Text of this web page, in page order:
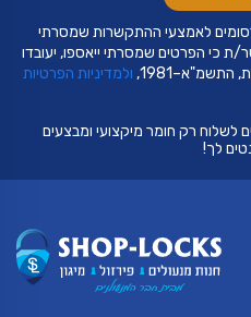
לאמצעי ההתקשרות שמסרתי
כי הפרטים שמסרתי ייאספו, יעובדו
ולמדיניות הפרטיות
לשלוח רק חומר מיקצועי ומבצעים
לך!